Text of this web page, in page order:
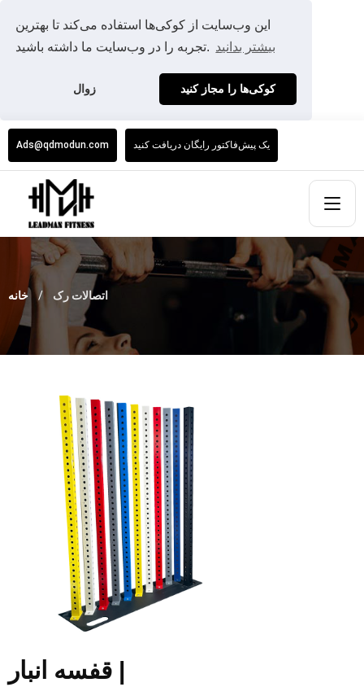
این وب‌سایت از کوکی‌ها استفاده می‌کند تا بهترین
تجربه را در وب‌سایت ما داشته باشید. بیشتر بدانید
زوال کوکی‌ها را مجاز کنید
Ads@qdmodun.com یک پیش‌فاکتور رایگان دریافت کنید
خانه اتصالات رک
قفسه انبار |